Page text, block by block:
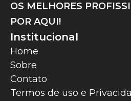
OS MELHORES
POR AQUI!
Institucional
Home
Sobre
Contato
Termos de uso e